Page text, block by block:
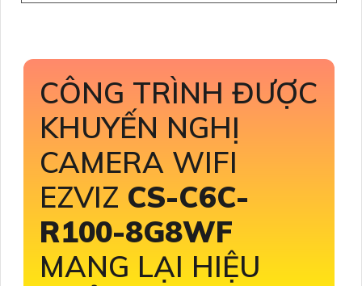
CÔNG TRÌNH ĐƯỢC
KHUYẾN NGHỊ
CAMERA WIFI
EZVIZ CS-C6C-
R100-8G8WF
MANG LẠI HIỆU